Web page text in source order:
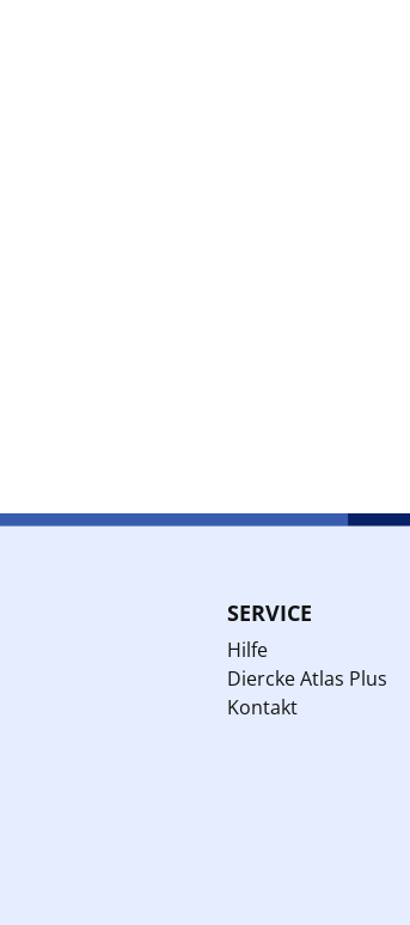
SERVICE
Hilfe
Diercke Atlas Plus
Kontakt